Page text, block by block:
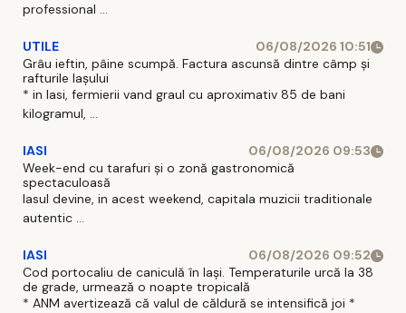
professional ...
UTILE
06/08/2026 10:51
Grâu ieftin, pâine scumpă. Factura ascunsă dintre câmp și
rafturile Iașului
* in Iasi, fermierii vand graul cu aproximativ 85 de bani
kilogramul, ...
IASI
06/08/2026 09:53
Week-end cu tarafuri și o zonă gastronomică
spectaculoasă
Iasul devine, in acest weekend, capitala muzicii traditionale
autentic ...
IASI
06/08/2026 09:52
Cod portocaliu de caniculă în Iași. Temperaturile urcă la 38
de grade, urmează o noapte tropicală
* ANM avertizează că valul de căldură se intensifică joi *